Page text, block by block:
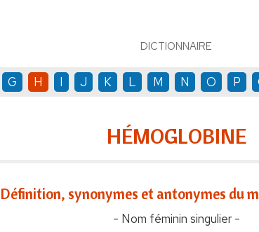
DICTIONNAIRE
G H I J K L M N O P
HÉMOGLOBINE
Définition, synonymes et antonymes du
- Nom féminin singulier -